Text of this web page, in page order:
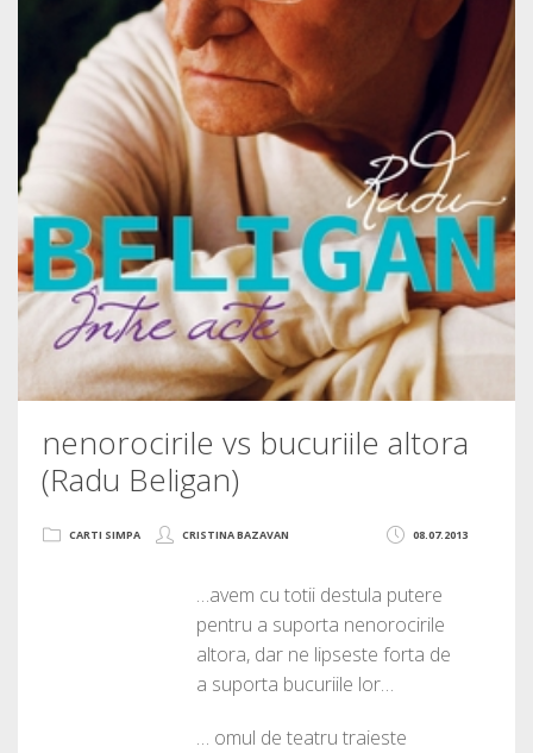
nenorocirile vs bucuriile altora
(Radu Beligan)
08.07.2013
CARTI SIMPA CRISTINA BAZAVAN
…avem cu totii destula putere
pentru a suporta nenorocirile
altora, dar ne lipseste forta de
a suporta bucuriile lor…
… omul de teatru traieste